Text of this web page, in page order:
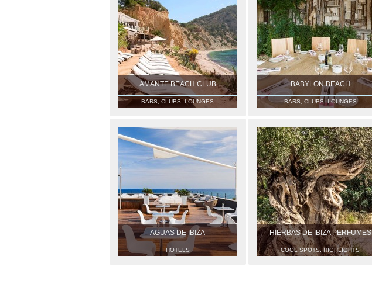
AMANTE BEACH CLUB
BARS, CLUBS, LOUNGES
BABYLON BEACH
BARS, CLUBS, LOUNGES
AGUAS DE IBIZA
HOTELS
HIERBAS DE IBIZA PERFUMES
COOL SPOTS, HIGHLIGHTS